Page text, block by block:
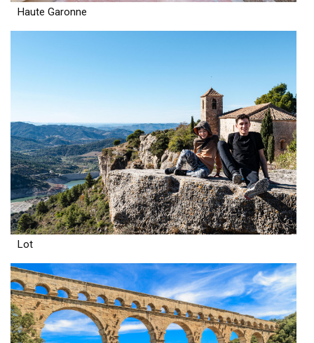
Haute Garonne
Lot